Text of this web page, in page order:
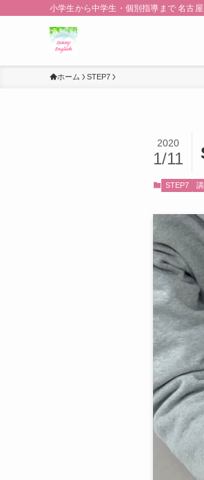
小学生から中学生・個別指導まで 名古
ホーム STEP7
2020
1/11
STEP7